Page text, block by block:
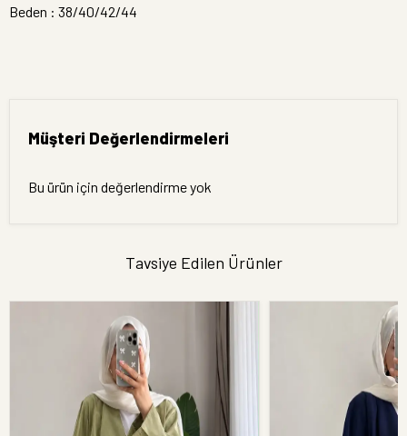
Beden : 38/40/42/44
Müşteri Değerlendirmeleri
Bu ürün için değerlendirme yok
Tavsiye Edilen Ürünler